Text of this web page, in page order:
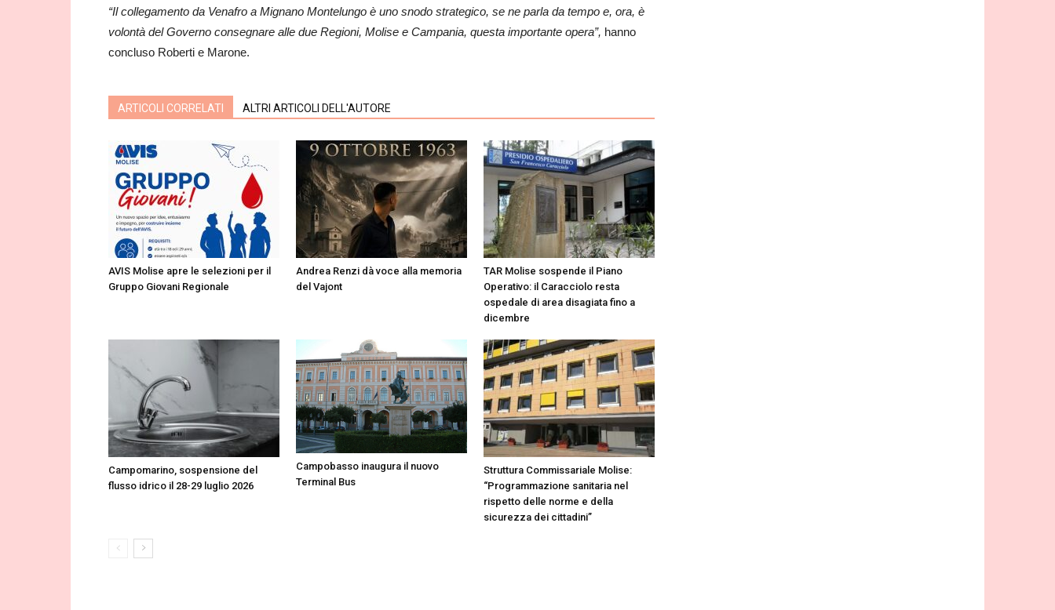
“Il collegamento da Venafro a Mignano Montelungo è uno snodo strategico, se ne parla da tempo e, ora, è
volontà del Governo consegnare alle due Regioni, Molise e Campania, questa importante opera”, hanno
concluso Roberti e Marone.
ARTICOLI CORRELATI ALTRI ARTICOLI DELL'AUTORE
AVIS Molise apre le selezioni per il
Gruppo Giovani Regionale
Andrea Renzi dà voce alla memoria
del Vajont
TAR Molise sospende il Piano
Operativo: il Caracciolo resta
ospedale di area disagiata fino a
dicembre
Campomarino, sospensione del
flusso idrico il 28-29 luglio 2026
Campobasso inaugura il nuovo
Terminal Bus
Struttura Commissariale Molise:
“Programmazione sanitaria nel
rispetto delle norme e della
sicurezza dei cittadini”